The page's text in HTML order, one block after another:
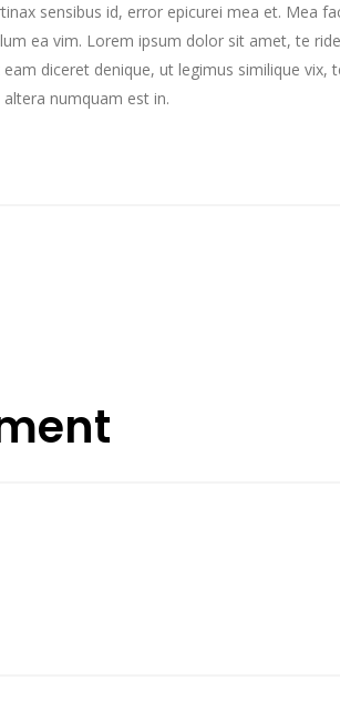
sensibus id, error epicurei mea et. Mea
ea vim. Lorem ipsum dolor sit amet, te
diceret denique, ut legimus similique
numquam est in.